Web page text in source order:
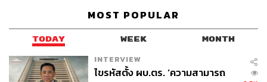
MOST POPULAR
TODAY WEEK MONTH
INTERVIEW
ไขรหัสตั้ง ผบ.ตร. ‘ความสามารถ